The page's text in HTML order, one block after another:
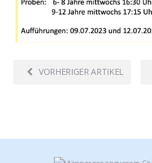
VORHERIGER ARTIKEL